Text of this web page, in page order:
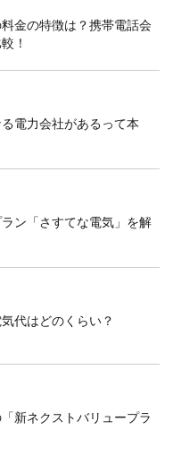
料金の特徴は？携帯電話会
！
電力会社があるって本
ン「さすてな電気」を解
代はどのくらい？
新ネクストバリュープラ